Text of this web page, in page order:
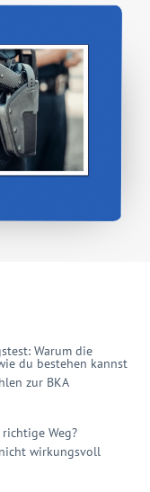
Warum die
du bestehen kannst
zur BKA
Weg?
wirkungsvoll